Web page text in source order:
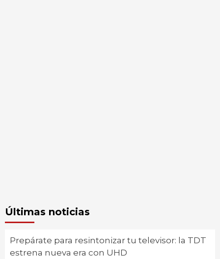
Últimas noticias
Prepárate para resintonizar tu televisor: la TDT
estrena nueva era con UHD